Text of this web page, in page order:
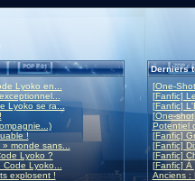
Lyoko en...
Lyoko se ra...
!
monde sans...
Lyoko ?
Lyoko...
explosent !
Derniers
[One-
[Fanfic]
[Fanfic]
[One-
Potentiel
[Fanfic]
[Fanfic]
[Fanfic]
[Fanfic] À
Anciens :